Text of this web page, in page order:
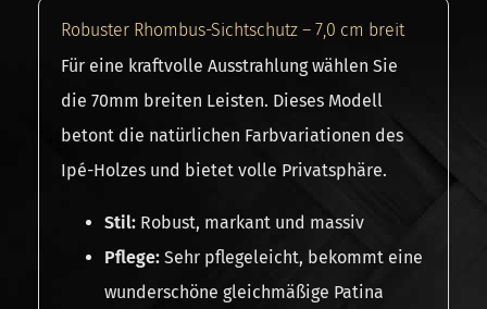
Robuster Rhombus-Sichtschutz – 7,0 cm breit
Für eine kraftvolle Ausstrahlung wählen Sie
die 70mm breiten Leisten. Dieses Modell
betont die natürlichen Farbvariationen des
Ipé-Holzes und bietet volle Privatsphäre.
Stil: Robust, markant und massiv
Pflege: Sehr pflegeleicht, bekommt eine
wunderschöne gleichmäßige Patina